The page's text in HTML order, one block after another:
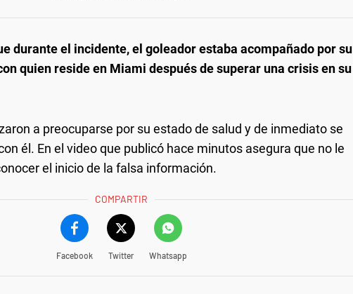
durante el incidente, el goleador estaba acompañado por su
quien reside en Miami después de superar una crisis en su
a preocuparse por su estado de salud y de inmediato se
él. En el video que publicó hace minutos asegura que no le
el inicio de la falsa información.
COMPARTIR
Facebook Twitter Whatsapp